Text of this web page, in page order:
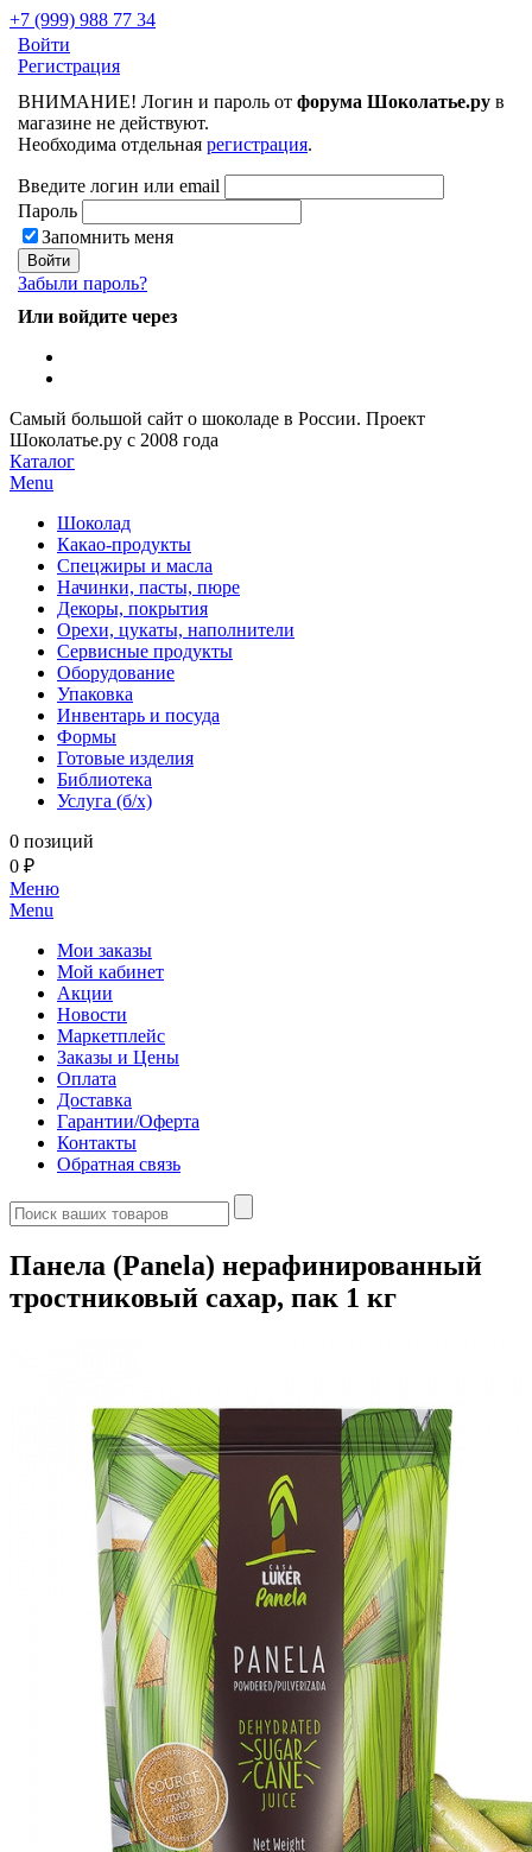
+7 (999) 988 77 34
Войти
Регистрация
ВНИМАНИЕ! Логин и пароль от форума Шоколатье.ру в
магазине не действуют.
Необходима отдельная регистрация.
Введите логин или email
Пароль
Запомнить меня
Забыли пароль?
Или войдите через
Самый большой сайт о шоколаде в России. Проект
Шоколатье.ру с 2008 года
Каталог
Menu
Шоколад
Какао-продукты
Спецжиры и масла
Начинки, пасты, пюре
Декоры, покрытия
Орехи, цукаты, наполнители
Сервисные продукты
Оборудование
Упаковка
Инвентарь и посуда
Формы
Готовые изделия
Библиотека
Услуга (б/х)
0 позиций
0 ₽
Меню
Menu
Мои заказы
Мой кабинет
Акции
Новости
Маркетплейс
Заказы и Цены
Оплата
Доставка
Гарантии/Оферта
Контакты
Обратная связь
Панела (Panela) нерафинированный
тростниковый сахар, пак 1 кг